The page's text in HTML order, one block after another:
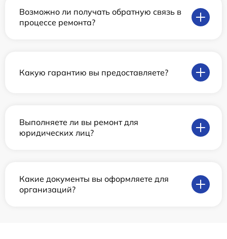
Возможно ли получать обратную связь в
процессе ремонта?
Какую гарантию вы предоставляете?
Выполняете ли вы ремонт для
юридических лиц?
Какие документы вы оформляете для
организаций?